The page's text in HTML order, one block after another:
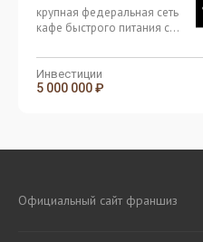
крупная федеральная сеть
кафе быстрого питания с
Инвестиции
5 000 000 ₽
Официальный сайт франшиз